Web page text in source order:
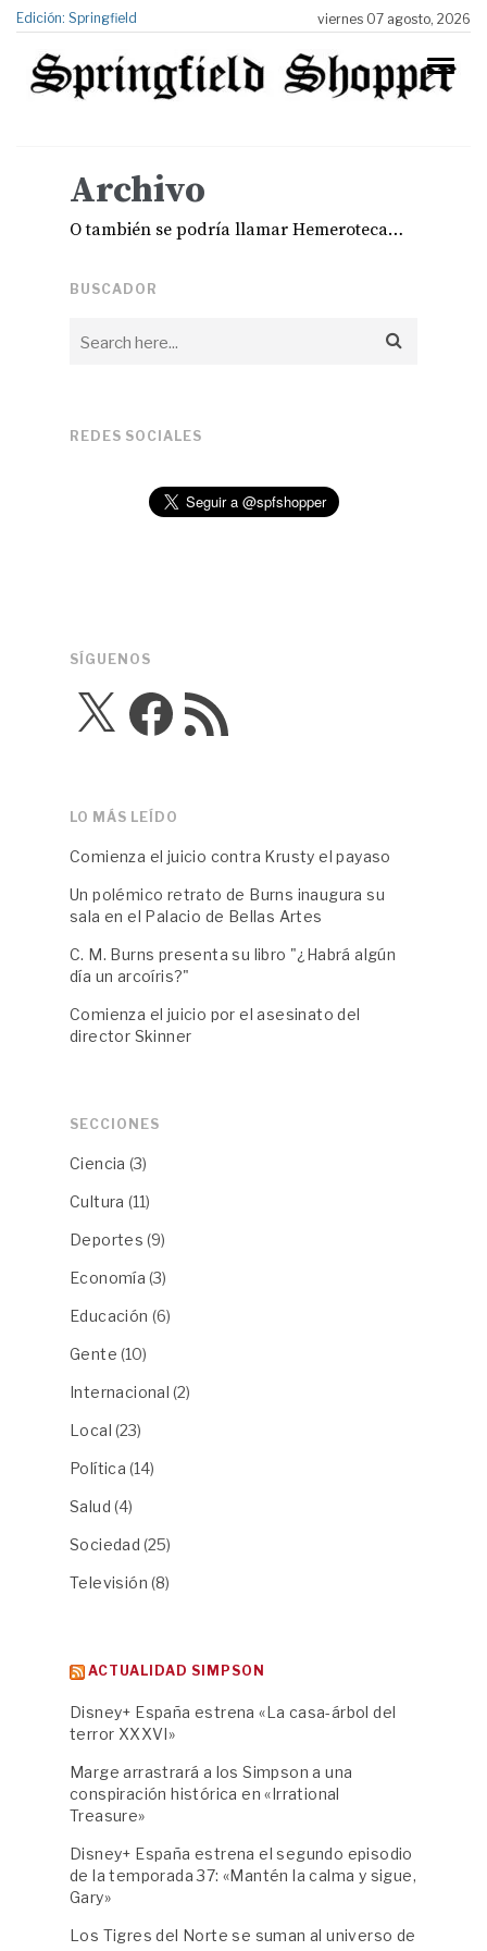
Edición: Springfield viernes 07 agosto, 2026
Archivo
O también se podría llamar Hemeroteca…
BUSCADOR
REDES SOCIALES
SÍGUENOS
X FacebookFeed
RSS
LO MÁS LEÍDO
Comienza el juicio contra Krusty el payaso
Un polémico retrato de Burns inaugura su
sala en el Palacio de Bellas Artes
C. M. Burns presenta su libro "¿Habrá algún
día un arcoíris?"
Comienza el juicio por el asesinato del
director Skinner
SECCIONES
Ciencia (3)
Cultura (11)
Deportes (9)
Economía (3)
Educación (6)
Gente (10)
Internacional (2)
Local (23)
Política (14)
Salud (4)
Sociedad (25)
Televisión (8)
ACTUALIDAD SIMPSON
Disney+ España estrena «La casa-árbol del
terror XXXVI»
Marge arrastrará a los Simpson a una
conspiración histórica en «Irrational
Treasure»
Disney+ España estrena el segundo episodio
de la temporada 37: «Mantén la calma y sigue,
Gary»
Los Tigres del Norte se suman al universo de